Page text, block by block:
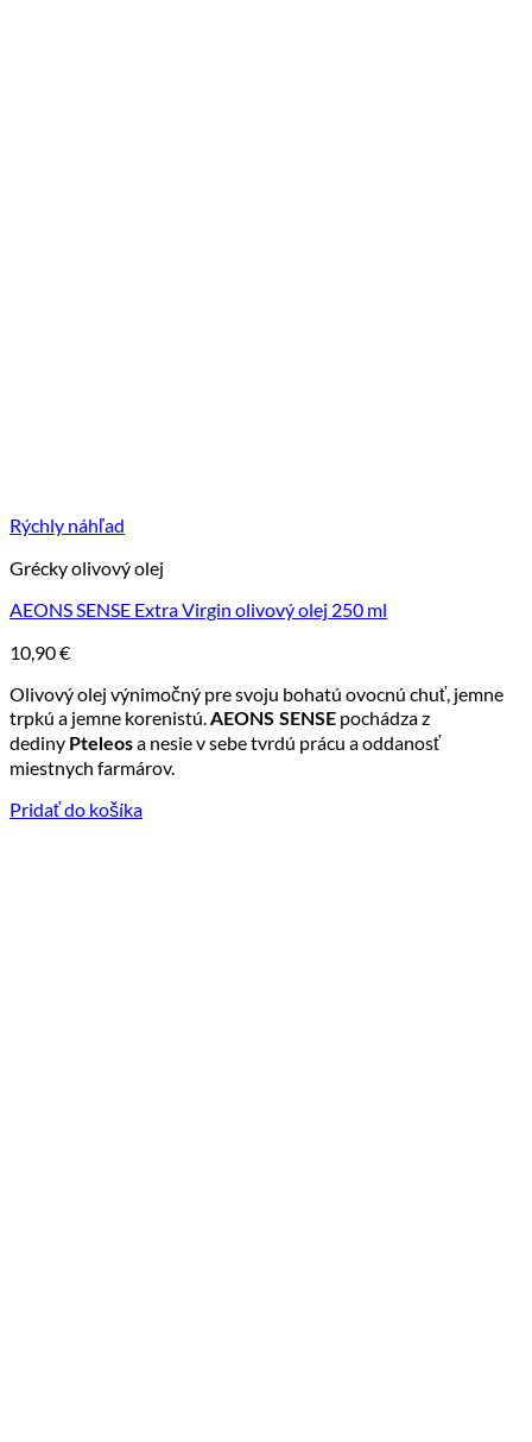
Rýchly náhľad
Grécky olivový olej
AEONS SENSE Extra Virgin olivový olej 250 ml
10,90€
Olivový olej výnimočný pre svoju bohatú ovocnú chuť, jemne
trpkú a jemne korenistú. AEONS SENSE pochádza z
dediny Pteleosa nesie v sebe tvrdú prácu a oddanosť
miestnych farmárov.
Pridať do košíka